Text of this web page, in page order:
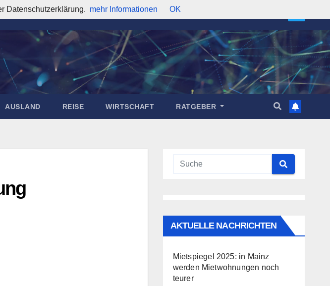
AUSLAND REISE WIRTSCHAFT RATGEBER
AKTUELLE NACHRICHTEN
Mietspiegel 2025: in Mainz
werden Mietwohnungen noch
teurer
Datenschutzerklärung. mehr Informationen OK